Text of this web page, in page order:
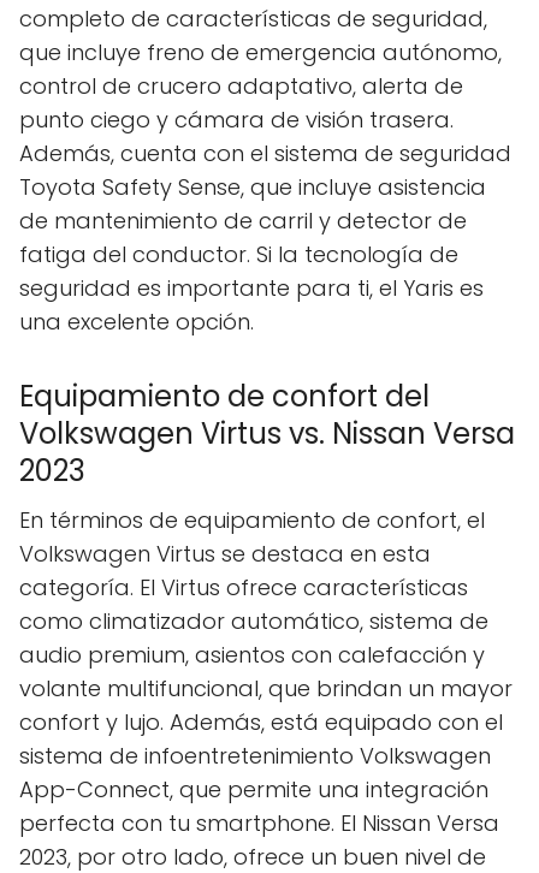
completo de características de seguridad,
que incluye freno de emergencia autónomo,
control de crucero adaptativo, alerta de
punto ciego y cámara de visión trasera.
Además, cuenta con el sistema de seguridad
Toyota Safety Sense, que incluye asistencia
de mantenimiento de carril y detector de
fatiga del conductor. Si la tecnología de
seguridad es importante para ti, el Yaris es
una excelente opción.
Equipamiento de confort del
Volkswagen Virtus vs. Nissan Versa
2023
En términos de equipamiento de confort, el
Volkswagen Virtus se destaca en esta
categoría. El Virtus ofrece características
como climatizador automático, sistema de
audio premium, asientos con calefacción y
volante multifuncional, que brindan un mayor
confort y lujo. Además, está equipado con el
sistema de infoentretenimiento Volkswagen
App-Connect, que permite una integración
perfecta con tu smartphone. El Nissan Versa
2023, por otro lado, ofrece un buen nivel de